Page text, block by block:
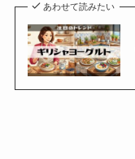
あわせて読みたい